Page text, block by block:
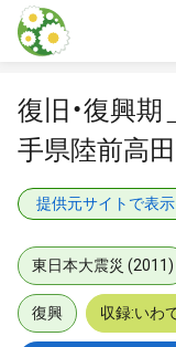
本文に飛ぶ
復旧・復興
手県陸前高
提供元サイトで表示
東日本大震災 (2011)
復興 収録:いわ